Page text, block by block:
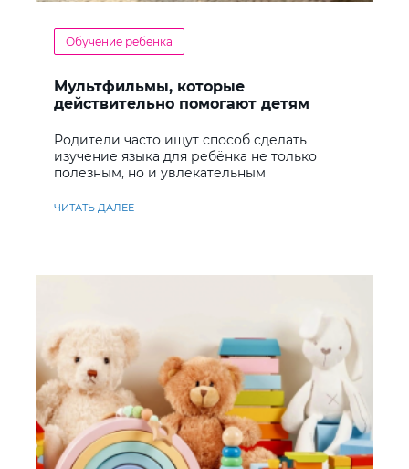
Обучение ребенка
Мультфильмы, которые
действительно помогают детям
Родители часто ищут способ сделать
изучение языка для ребёнка не только
полезным, но и увлекательным
ЧИТАТЬ ДАЛЕЕ